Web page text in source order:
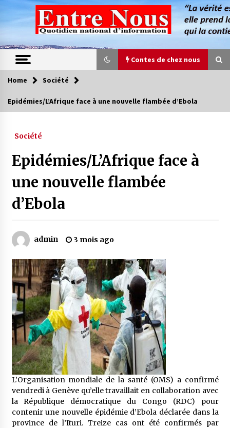
content
Contes de chez nous
Contes de chez nous
Magie de sorcier
4 ans ago
montagnards
4 ans ago
Quand on va vite
5 ans ago
« Père, tiens-moi, je vais tomber ! »
5 ans ago
Le bouc de l’Au-delà
5 ans ago
Home Société
Epidémies/L’Afrique face à une nouvelle flambée d’Ebola
Société
Epidémies/L’Afrique face à
une nouvelle flambée
d’Ebola
admin 3 mois ago
L’Organisation mondiale de la santé (OMS) a confirmé
vendredi à Genève qu’elle travaillait en collaboration avec
la République démocratique du Congo (RDC) pour
contenir une nouvelle épidémie d’Ebola déclarée dans la
province de l’Ituri. Treize cas ont été confirmés par